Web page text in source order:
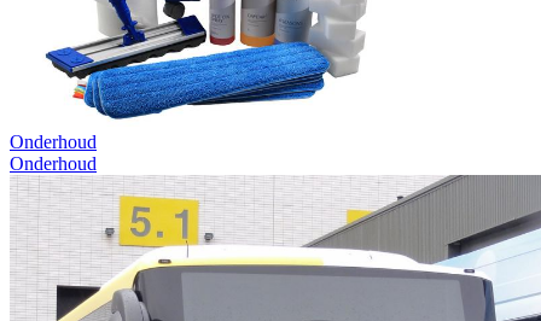
Onderhoud
Onderhoud